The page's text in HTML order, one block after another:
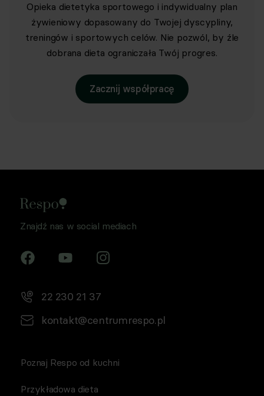
Opieka dietetyka sportowego i indywidualny plan
żywieniowy dopasowany do Twojej dyscypliny,
treningów i sportowych celów. Nie pozwól, by źle
dobrana dieta ograniczała Twój progres.
Zacznij współpracę
Znajdź nas w social mediach
22 230 21 37
kontakt@centrumrespo.pl
Poznaj Respo od kuchni
Przykładowa dieta